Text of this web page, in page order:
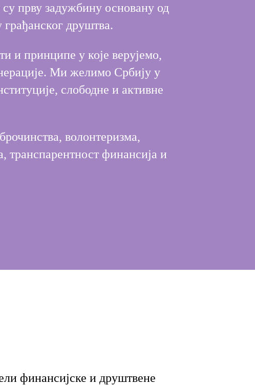
су прву задужбину основану од
друштва.
и принципе у које верујемо,
Ми желимо Србију у
слободне и активне
волонтеризма,
транспарентност финансија и
финансијске и друштвене